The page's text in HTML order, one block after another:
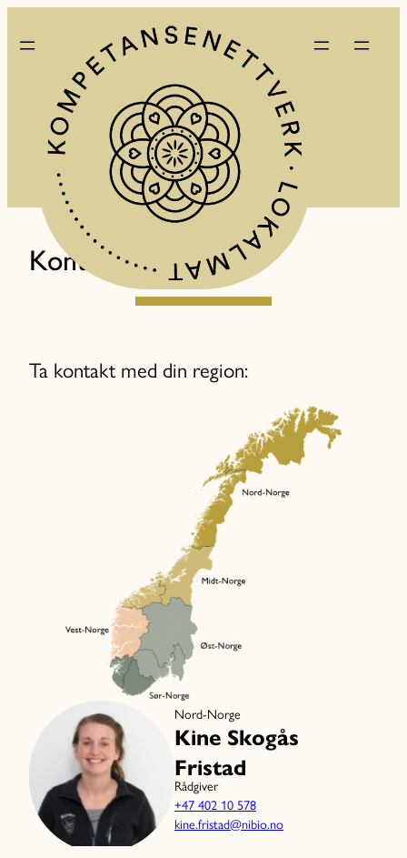
Kontakt
Ta kontakt med din region:
Nord-Norge
Kine Skogås
Fristad
Rådgiver
+47 402 10 578
kine.fristad@nibio.no